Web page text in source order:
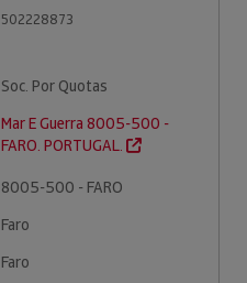
502228873
Soc. Por Quotas
Mar E Guerra 8005-500 -
FARO. PORTUGAL.
8005-500 - FARO
Faro
Faro